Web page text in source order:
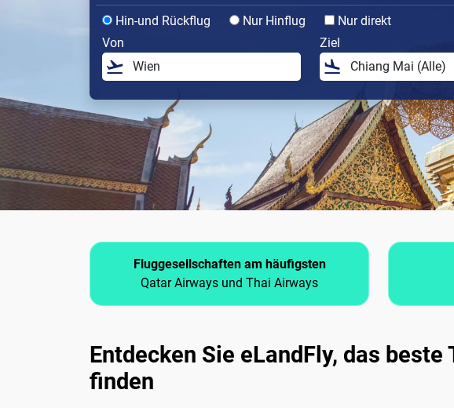
Hin-und Rückflug Nur Hinflug
Nur direkt
Von
Ziel
Fluggesellschaften am häufigsten
Qatar Airways und Thai Airways
Entdecken Sie eLandFly, das
finden